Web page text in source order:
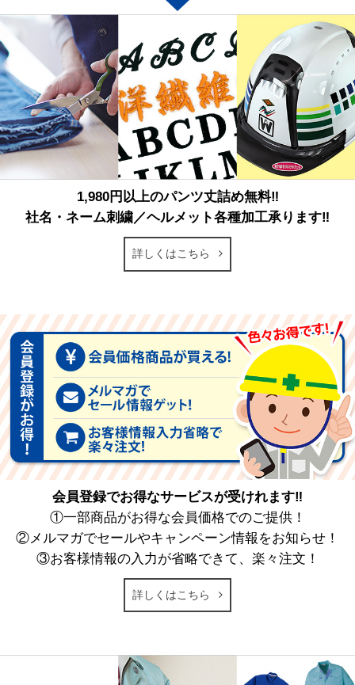
1,980円以上のパンツ丈詰め無料‼
社名・ネーム刺繍／ヘルメット各種加工承ります‼
詳しくはこちら
会員登録でお得なサービスが受けれます‼
①一部商品がお得な会員価格でのご提供！
②メルマガでセールやキャンペーン情報をお知らせ！
③お客様情報の入力が省略できて、楽々注文！
詳しくはこちら